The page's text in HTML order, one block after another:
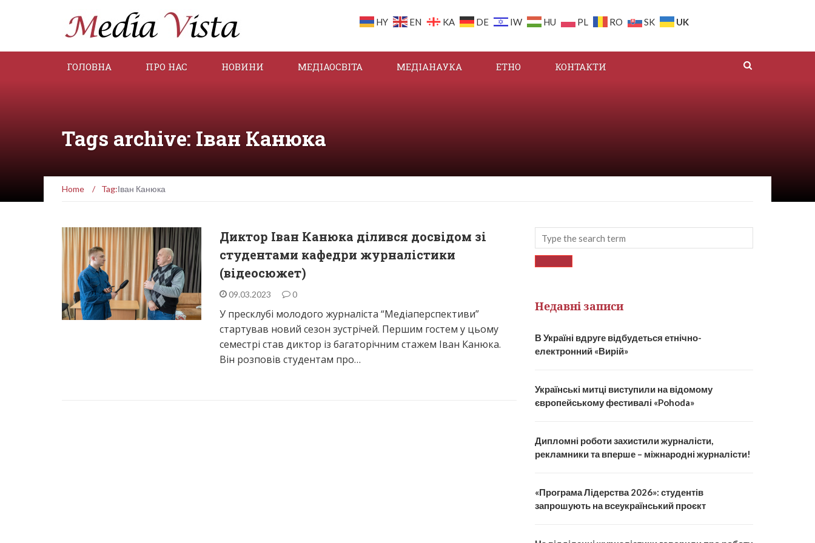
HY EN KA DE IW HU PL RO SK UK
ГОЛОВНА ПРО НАС НОВИНИ МЕДІАОСВІТА МЕДІАНАУКА ЕТНО КОНТАКТИ
Tags archive: Іван Канюка
Home / Tag:Іван Канюка
Диктор Іван Канюка ділився досвідом зі
студентами кафедри журналістики
(відеосюжет)
09.03.2023 0
У пресклубі молодого журналіста “Медіаперспективи”
стартував новий сезон зустрічей. Першим гостем у цьому
семестрі став диктор із багаторічним стажем Іван Канюка.
Він розповів студентам про…
Недавні записи
В Україні вдруге відбудеться етнічно-
електронний «Вирій»
Українські митці виступили на відомому
європейському фестивалі «Pohoda»
Дипломні роботи захистили журналісти,
рекламники та вперше – міжнародні журналісти!
«Програма Лідерства 2026»: студентів
запрошують на всеукраїнський проєкт